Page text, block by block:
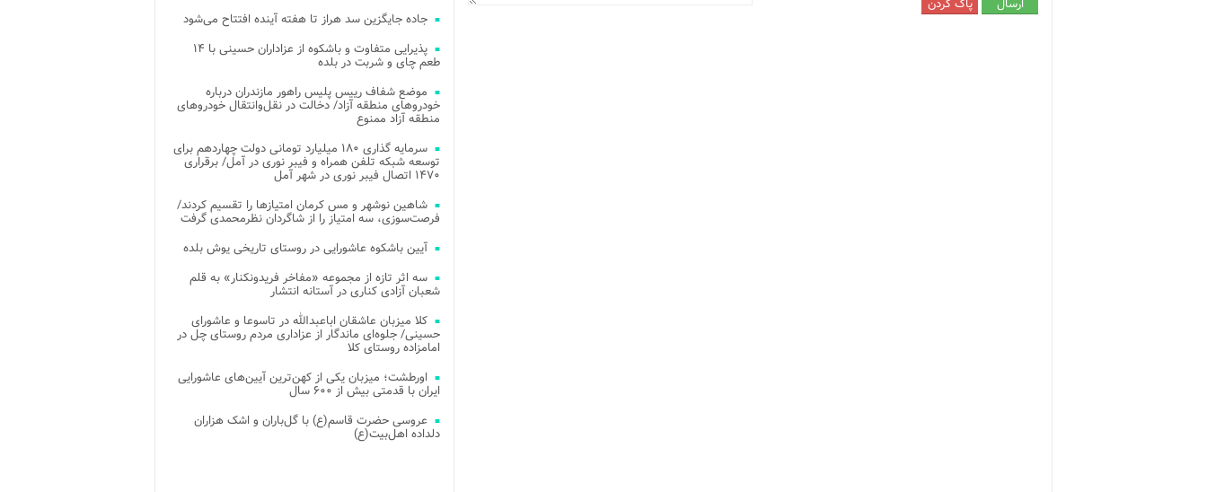
جاده جایگزین سد هراز تا هفته آینده افتتاح می‌شود
پذیرایی متفاوت و باشکوه از عزاداران حسینی با ۱۴
طعم چای و شربت در بلده
موضع شفاف رییس پلیس راهور مازندران درباره
خودروهای منطقه آزاد/ دخالت در نقل‌وانتقال خودروهای
منطقه آزاد ممنوع
سرمایه گذاری ۱۸۰ میلیارد تومانی دولت چهاردهم برای
توسعه شبکه تلفن همراه و فیبر نوری در آمل/ برقراری
۱۴۷۰ اتصال فیبر نوری در شهر آمل
شاهین نوشهر و مس کرمان امتیازها را تقسیم کردند/
فرصت‌سوزی، سه امتیاز را از شاگردان نظرمحمدی گرفت
آیین باشکوه عاشورایی در روستای تاریخی یوش بلده
سه اثر تازه از مجموعه «مفاخر فریدونکنار» به قلم
شعبان آزادی کناری در آستانه انتشار
کلا میزبان عاشقان اباعبدالله در تاسوعا و عاشورای
حسینی/ جلوه‌ای ماندگار از عزاداری مردم روستای چل در
امامزاده روستای کلا
اورطشت؛ میزبان یکی از کهن‌ترین آیین‌های عاشورایی
ایران با قدمتی بیش از ۶۰۰ سال
عروسی حضرت قاسم(ع) با گل‌باران و اشک هزاران
دلداده اهل‌بیت(ع)